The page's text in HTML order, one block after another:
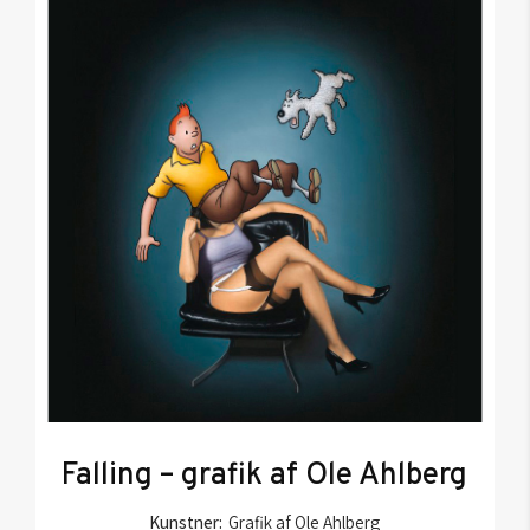
Falling – grafik af Ole Ahlberg
Kunstner: Grafik af Ole Ahlberg